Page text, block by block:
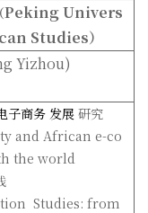
Peking Univers
Studies）
Yizhou)
子商务 发展 研究
and African e-co
the world
Studies: from